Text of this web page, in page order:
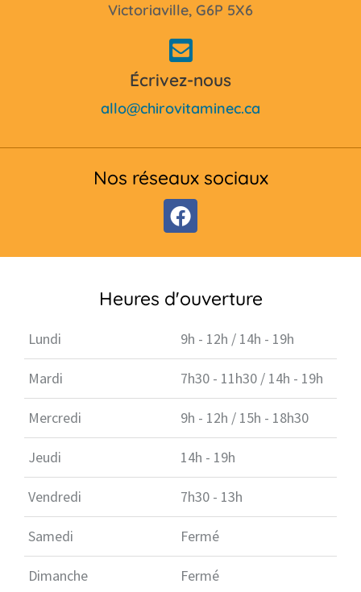
Victoriaville, G6P 5X6
Écrivez-nous
allo@chirovitaminec.ca
Nos réseaux sociaux
Heures d'ouverture
Lundi 9h - 12h / 14h - 19h
Mardi 7h30 - 11h30 / 14h - 19h
Mercredi 9h - 12h / 15h - 18h30
Jeudi 14h - 19h
Vendredi 7h30 - 13h
Samedi Fermé
Dimanche Fermé